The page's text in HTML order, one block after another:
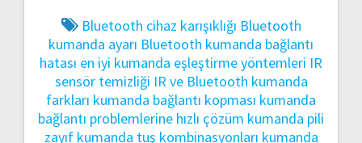
Bluetooth cihaz karışıklığı Bluetooth
kumanda ayarı Bluetooth kumanda bağlantı
hatası en iyi kumanda eşleştirme yöntemleri IR
sensör temizliği IR ve Bluetooth kumanda
farkları kumanda bağlantı kopması kumanda
bağlantı problemlerine hızlı çözüm kumanda pili
zayıf kumanda tuş kombinasyonları kumanda